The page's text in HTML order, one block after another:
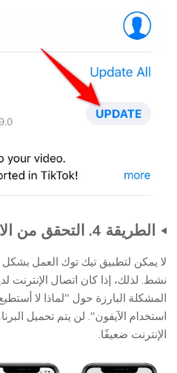
الطريقة 4. التحقق من الاتصال بالإنترنت
لا يمكن لتطبيق تيك توك العمل
نشط. لذلك، إذا كان اتصال الإنترنت
المشكلة البارزة حول "لماذا لا
استخدام الآيفون". لن يتم تحميل
الإنترنت ضعيفًا.